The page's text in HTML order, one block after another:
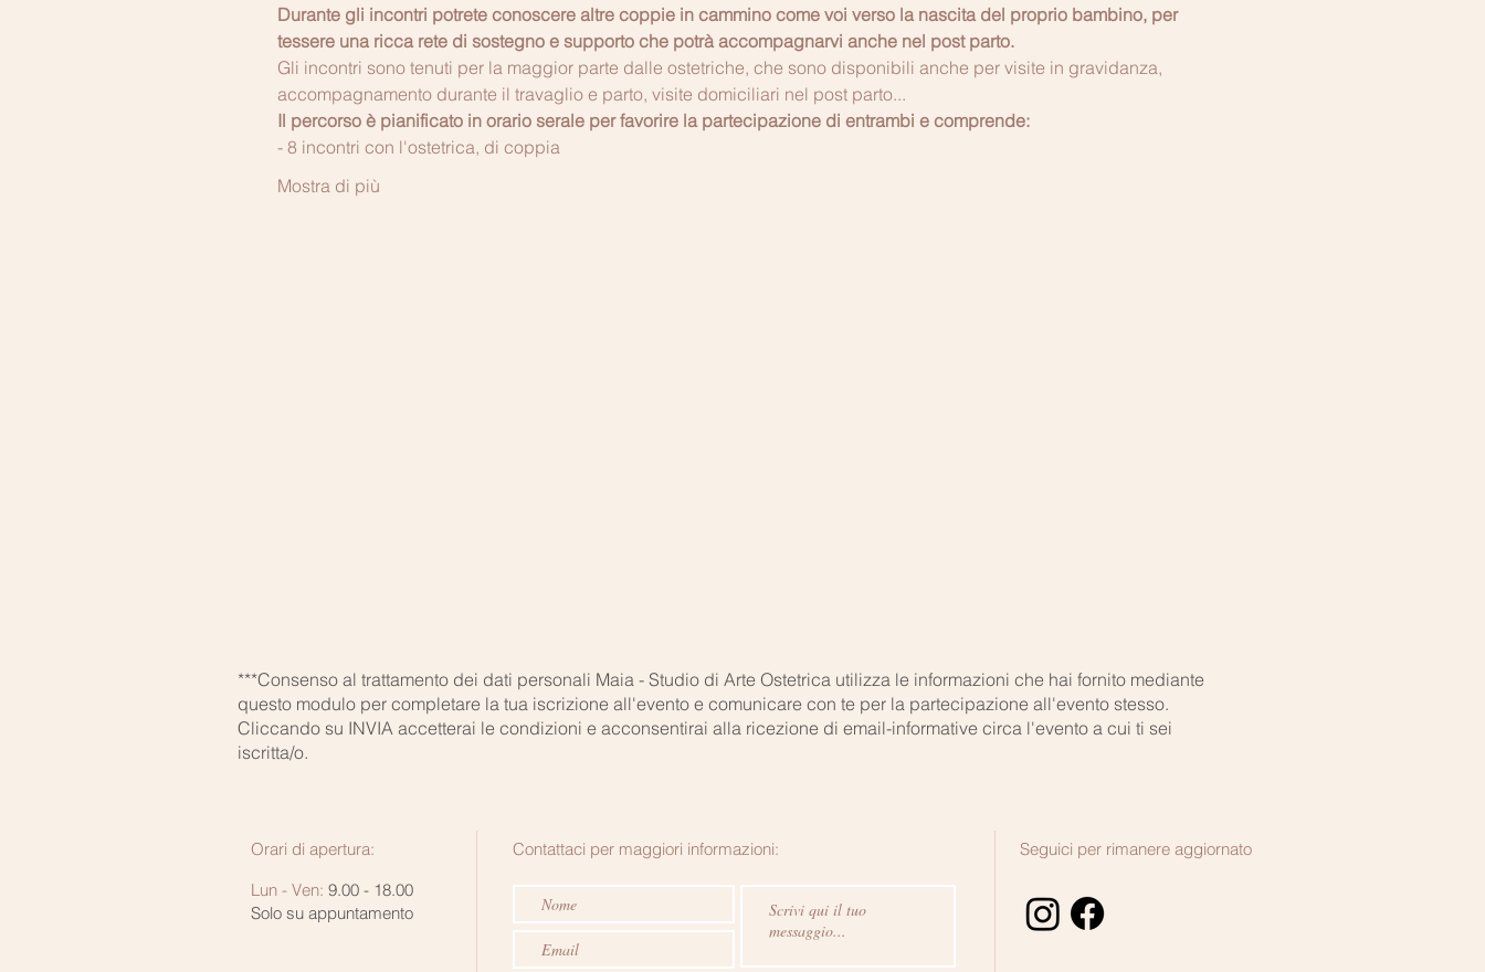
Durante gli incontri potrete conoscere altre coppie in cammino come voi verso la nascita del proprio bambino, per
tessere una ricca rete di sostegno e supporto che potrà accompagnarvi anche nel post parto.
Gli incontri sono tenuti per la maggior parte dalle ostetriche, che sono disponibili anche per visite in gravidanza,
accompagnamento durante il travaglio e parto, visite domiciliari nel post parto...
Il percorso è pianificato in orario serale per favorire la partecipazione di entrambi e comprende:
- 8 incontri con l'ostetrica, di coppia
Mostra di più
***Consenso al trattamento dei dati personali Maia - Studio di Arte Ostetrica utilizza le informazioni che hai fornito mediante
questo modulo per completare la tua iscrizione all'evento e comunicare con te per la partecipazione all'evento stesso.
Cliccando su INVIA accetterai le condizioni e acconsentirai alla ricezione di email-informative circa l'evento a cui ti sei
iscritta/o.
Seguici per rimanere aggiornato
Contattaci per maggiori informazioni:
Orari di apertura:
Lun - Ven: 9.00 - 18.00
Solo su appuntamento